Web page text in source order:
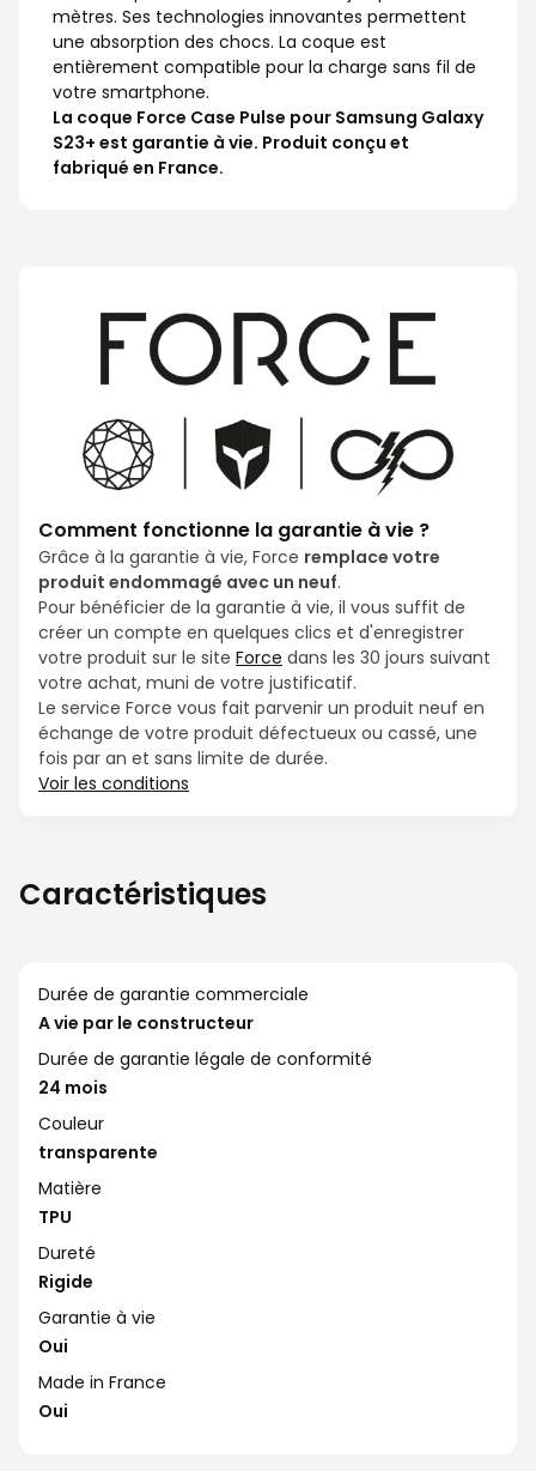
mètres. Ses technologies innovantes permettent
une absorption des chocs. La coque est
entièrement compatible pour la charge sans fil de
votre smartphone.
La coque Force Case Pulse pour Samsung Galaxy
S23+ est garantie à vie. Produit conçu et
fabriqué en France.
Comment fonctionne la garantie à vie ?
Grâce à la garantie à vie, Force remplace votre
produit endommagé avec un neuf.
Pour bénéficier de la garantie à vie, il vous suffit de
créer un compte en quelques clics et d'enregistrer
votre produit sur le site Force dans les 30 jours suivant
votre achat, muni de votre justificatif.
Le service Force vous fait parvenir un produit neuf en
échange de votre produit défectueux ou cassé, une
fois par an et sans limite de durée.
Voir les conditions
Caractéristiques
Durée de garantie commerciale
A vie par le constructeur
Durée de garantie légale de conformité
24 mois
Couleur
transparente
Matière
TPU
Dureté
Rigide
Garantie à vie
Oui
Made in France
Oui